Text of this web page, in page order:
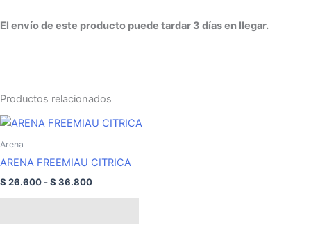
El envío de este producto puede tardar 3 días en llegar.
Productos relacionados
Arena
ARENA FREEMIAU CITRICA
$ 26.600 -$ 36.800
Rango
de
$ 26.600
hasta
Este
producto
variantes.
opciones